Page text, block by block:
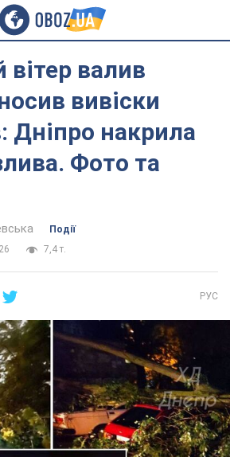
вітер валив
вивіски
Дніпро накрила
Фото та
Події
7,4 т.
РУС